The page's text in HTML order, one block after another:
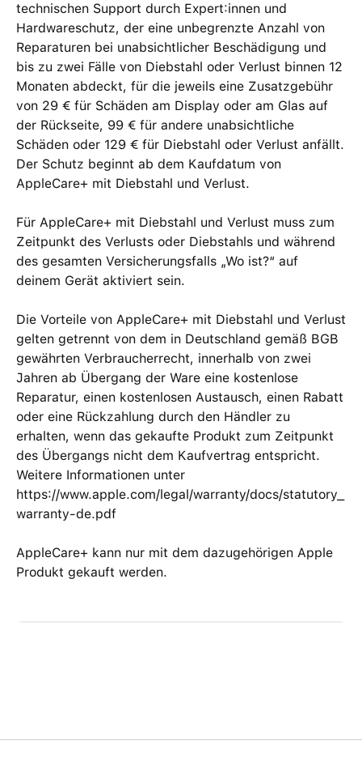
technischen Support durch Expert:innen und
Hardware­schutz, der eine unbegrenzte Anzahl von
Reparaturen bei unabsichtlicher Beschädigung und
bis zu zwei Fälle von Diebstahl oder Verlust binnen 12
Monaten abdeckt, für die jeweils eine Zusatz­gebühr
von 29 € für Schäden am Display oder am Glas auf
der Rückseite, 99 € für andere unabsicht­liche
Schäden oder 129 € für Diebstahl oder Verlust anfällt.
Der Schutz beginnt ab dem Kaufdatum von
AppleCare+ mit Diebstahl und Verlust.
Für AppleCare+ mit Diebstahl und Verlust muss zum
Zeitpunkt des Verlusts oder Diebstahls und während
des gesamten Versicherungs­falls „Wo ist?“ auf
deinem Gerät aktiviert sein.
Die Vorteile von AppleCare+ mit Diebstahl und Verlust
gelten getrennt von dem in Deutschland gemäß BGB
gewährten Verbraucher­recht, innerhalb von zwei
Jahren ab Übergang der Ware eine kosten­lose
Reparatur, einen kosten­losen Austausch, einen Rabatt
oder eine Rück­zahlung durch den Händler zu
erhalten, wenn das gekaufte Produkt zum Zeitpunkt
des Übergangs nicht dem Kaufvertrag entspricht.
Weitere Informationen unter
https://www.apple.com/legal/warranty/docs/statutory_
warranty-de.pdf
AppleCare+ kann nur mit dem dazugehörigen Apple
Produkt gekauft werden.